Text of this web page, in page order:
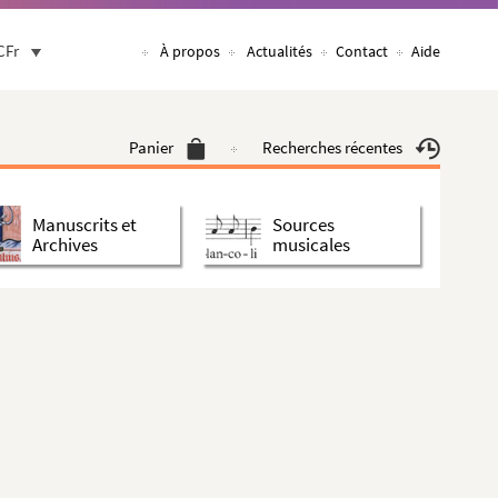
À propos Actualités Contact Aide
Panier Recherches récentes
Manuscrits et
Archives
Sources
musicales